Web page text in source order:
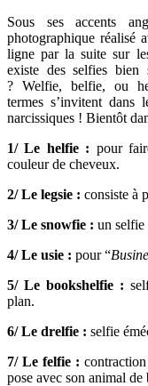
Sous ses accents
photographique réalisé
ligne par la suite sur
existe des selfies bien
? Welfie, belfie, ou
termes s’invitent dans
narcissiques ! Bientôt
1/ Le helfie : pour
couleur de cheveux.
2/ Le legsie : consiste à
3/ Le snowfie : un selfie
4/ Le usie : pour “
5/ Le bookshelfie :
plan.
6/ Le drelfie : selfie
7/ Le felfie :
pose avec son animal